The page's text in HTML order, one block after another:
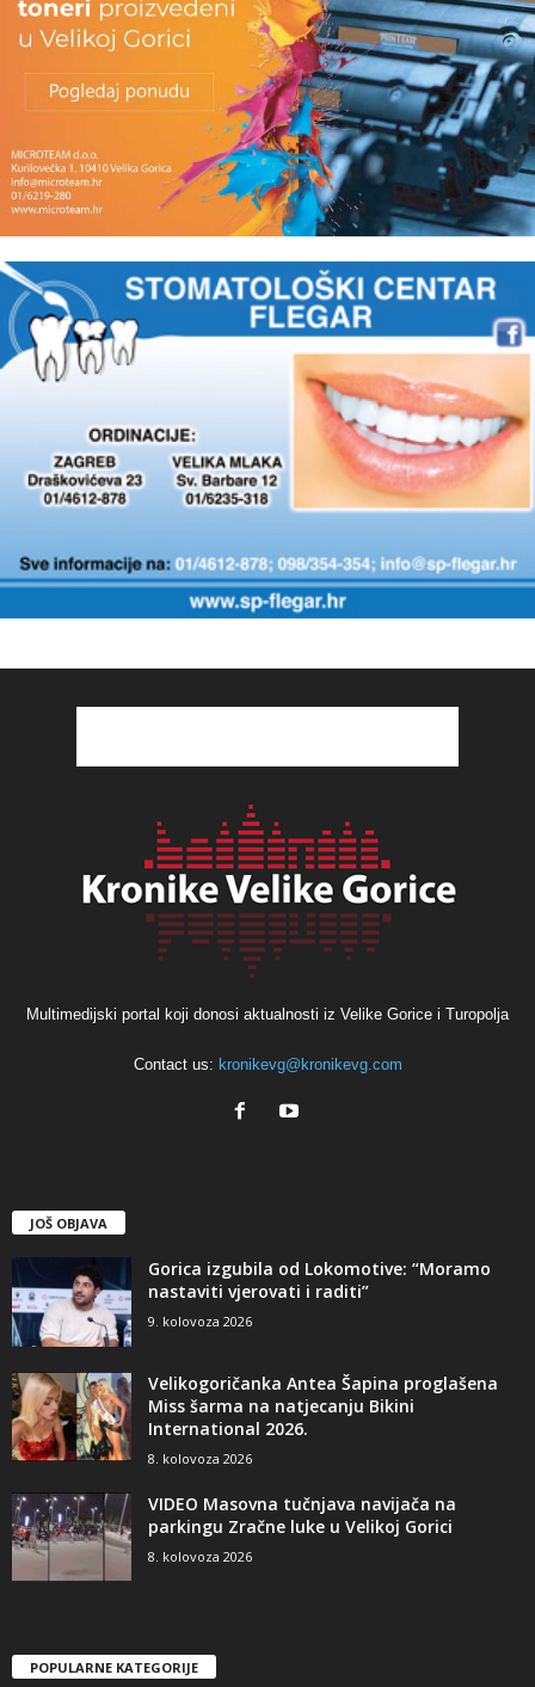
Multimedijski portal koji donosi aktualnosti iz Velike Gorice i Turopolja
Contact us: kronikevg@kronikevg.com
JOŠ OBJAVA
Gorica izgubila od Lokomotive: “Moramo
nastaviti vjerovati i raditi”
9. kolovoza 2026
Velikogoričanka Antea Šapina proglašena
Miss šarma na natjecanju Bikini
International 2026.
8. kolovoza 2026
VIDEO Masovna tučnjava navijača na
parkingu Zračne luke u Velikoj Gorici
8. kolovoza 2026
POPULARNE KATEGORIJE